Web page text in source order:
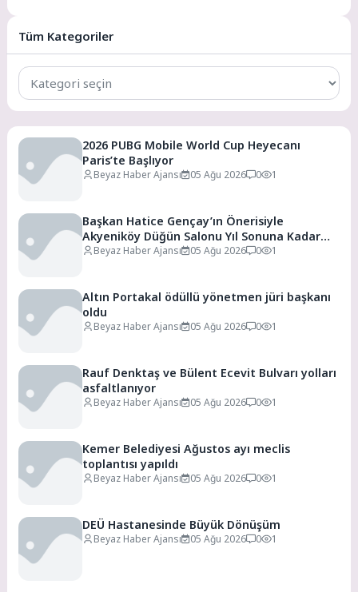
Tüm Kategoriler
Tüm
Kategoriler
2026 PUBG Mobile World Cup Heyecanı
Paris’te Başlıyor
Beyaz Haber Ajansı 05 Ağu 2026 0 1
Başkan Hatice Gençay’ın Önerisiyle
Akyeniköy Düğün Salonu Yıl Sonuna Kadar
Ücretsiz
Beyaz Haber Ajansı 05 Ağu 2026 0 1
Altın Portakal ödüllü yönetmen jüri başkanı
oldu
Beyaz Haber Ajansı 05 Ağu 2026 0 1
Rauf Denktaş ve Bülent Ecevit Bulvarı yolları
asfaltlanıyor
Beyaz Haber Ajansı 05 Ağu 2026 0 1
Kemer Belediyesi Ağustos ayı meclis
toplantısı yapıldı
Beyaz Haber Ajansı 05 Ağu 2026 0 1
DEÜ Hastanesinde Büyük Dönüşüm
Beyaz Haber Ajansı 05 Ağu 2026 0 1